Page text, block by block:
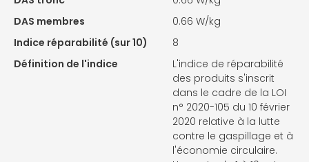
DAS membres
0.66 W/kg
Indice réparabilité (sur 10)
8
Définition de l'indice
L'indice de réparabilité
des produits s'inscrit
dans le cadre de la LOI
n° 2020-105 du 10 février
2020 relative à la lutte
contre le gaspillage et à
l'économie circulaire.